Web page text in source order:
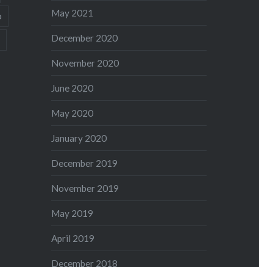
May 2021
December 2020
November 2020
June 2020
May 2020
January 2020
December 2019
November 2019
May 2019
April 2019
December 2018